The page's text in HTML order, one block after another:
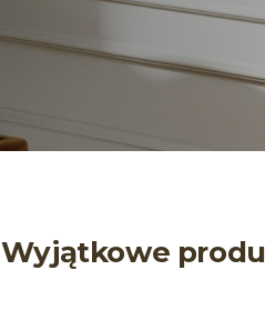
Wyjątkowe